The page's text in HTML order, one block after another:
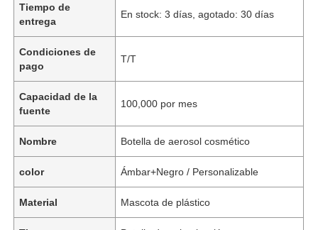
Tiempo de
entrega
En stock: 3 días, agotado: 30 días
Condiciones de
pago
T/T
Capacidad de la
fuente
100,000 por mes
Nombre Botella de aerosol cosmético
color Ámbar+Negro / Personalizable
Material Mascota de plástico